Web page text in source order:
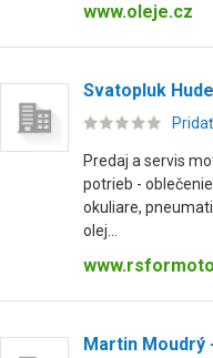
www.oleje.cz
Svatopluk
Predaj a servis
potrieb -
okuliare,
olej...
Martin Moudrý